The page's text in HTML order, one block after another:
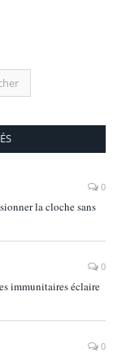
0
la cloche sans
0
immunitaires éclaire
0